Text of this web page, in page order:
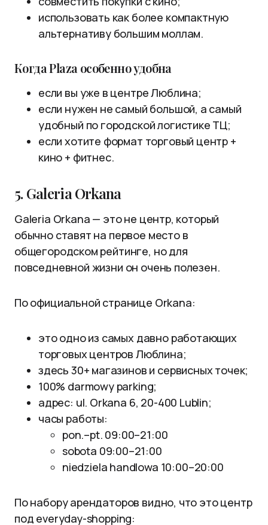
использовать как более компактную
альтернативу большим моллам.
Когда Plaza особенно удобна
если вы уже в центре Люблина;
если нужен не самый большой, а самый
удобный по городской логистике ТЦ;
если хотите формат торговый центр +
кино + фитнес.
5. Galeria Orkana
Galeria Orkana — это не центр, который
обычно ставят на первое место в
общегородском рейтинге, но для
повседневной жизни он очень полезен.
По официальной странице Orkana:
это одно из самых давно работающих
торговых центров Люблина;
здесь 30+ магазинов и сервисных точек;
100% darmowy parking;
адрес: ul. Orkana 6, 20-400 Lublin;
часы работы:
pon.–pt. 09:00–21:00
sobota 09:00–21:00
niedziela handlowa 10:00–20:00
По набору арендаторов видно, что это центр
под everyday-shopping: